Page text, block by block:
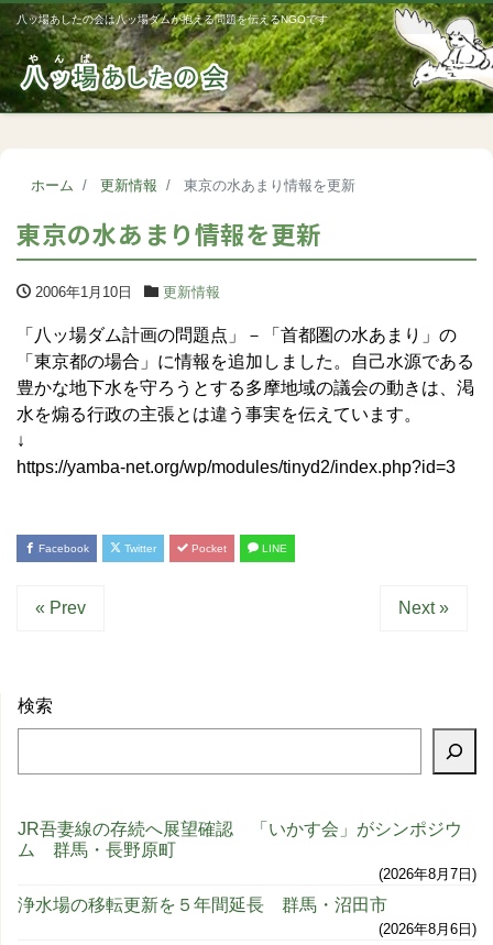
八ッ場あしたの会は八ッ場ダムが抱える問題を伝えるNGOです
ホーム 更新情報 東京の水あまり情報を更新
東京の水あまり情報を更新
2006年1月10日 更新情報
「八ッ場ダム計画の問題点」－「首都圏の水あまり」の
「東京都の場合」に情報を追加しました。自己水源である
豊かな地下水を守ろうとする多摩地域の議会の動きは、渇
水を煽る行政の主張とは違う事実を伝えています。
↓
https://yamba-net.org/wp/modules/tinyd2/index.php?id=3
Facebook Twitter Pocket LINE
« Prev Next »
検索
JR吾妻線の存続へ展望確認 「いかす会」がシンポジウ
ム 群馬・長野原町
2026年8月7日
浄水場の移転更新を５年間延長 群馬・沼田市
2026年8月6日